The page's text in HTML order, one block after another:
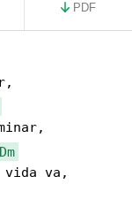
PDF
Dm